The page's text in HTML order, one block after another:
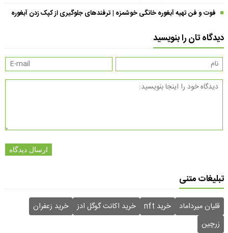
فوت و فن تهیه آبغوره خانگی خوشمزه | ترفندهای جلوگیری از کپک زدن آبغوره
دیدگاه تان را بنویسید
ارسال دیدگاه
تبلیغات متنی
قلیان میرداماد خرید nft خرید اکانت گوگل ادز
خرید زعفران
زرچین